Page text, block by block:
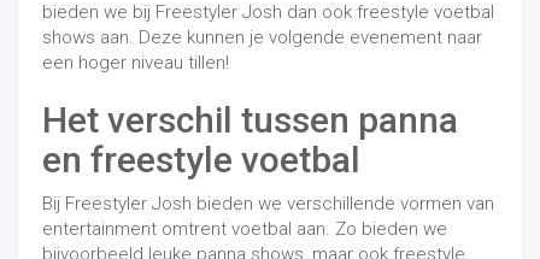
bieden we bij Freestyler Josh dan ook freestyle voetbal
shows aan. Deze kunnen je volgende evenement naar
een hoger niveau tillen!
Het verschil tussen panna
en freestyle voetbal
Bij Freestyler Josh bieden we verschillende vormen van
entertainment omtrent voetbal aan. Zo bieden we